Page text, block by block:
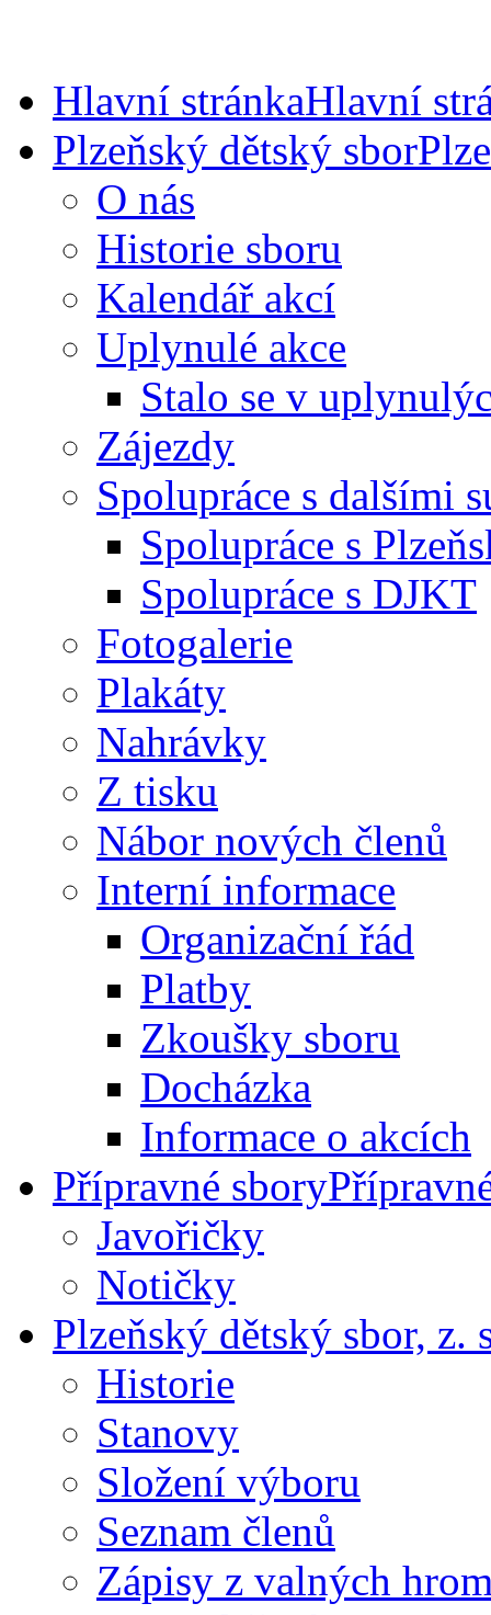
Hlavní stránkaHlavní
Plzeňský dětský sbor
O nás
Historie sboru
Kalendář akcí
Uplynulé akce
Stalo se v
Zájezdy
Spolupráce s dalšími
Spolupráce s
Spolupráce s DJKT
Fotogalerie
Plakáty
Nahrávky
Z tisku
Nábor nových členů
Interní informace
Organizační řád
Platby
Zkoušky sboru
Docházka
Informace o akcích
Přípravné sbory
Javořičky
Notičky
Plzeňský dětský sbor, z.
Historie
Stanovy
Složení výboru
Seznam členů
Zápisy z valných